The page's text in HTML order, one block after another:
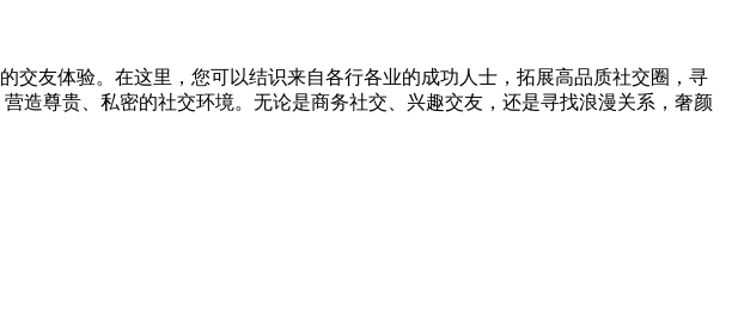
友体验。在这里，您可以结识来自各行各业的成功人士，拓展高品质社交圈，寻
造尊贵、私密的社交环境。无论是商务社交、兴趣交友，还是寻找浪漫关系，奢颜